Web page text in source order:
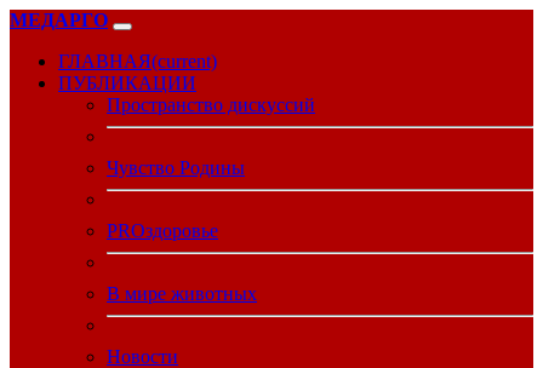
МЕДАРГО
ГЛАВНАЯ(current)
ПУБЛИКАЦИИ
Пространство дискуссий
Чувство Родины
PROздоровье
В мире животных
Новости